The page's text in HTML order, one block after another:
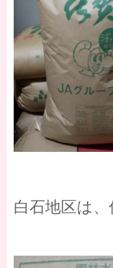
白石地区は